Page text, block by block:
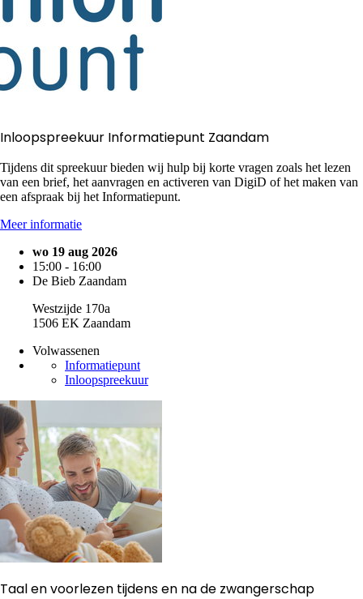
Inloopspreekuur Informatiepunt Zaandam
Tijdens dit spreekuur bieden wij hulp bij korte vragen zoals het lezen
van een brief, het aanvragen en activeren van DigiD of het maken van
een afspraak bij het Informatiepunt.
Meer informatie
wo 19 aug 2026
15:00 - 16:00
De Bieb Zaandam
Westzijde 170a
1506 EK Zaandam
Volwassenen
Informatiepunt
Inloopspreekuur
Taal en voorlezen tijdens en na de zwangerschap